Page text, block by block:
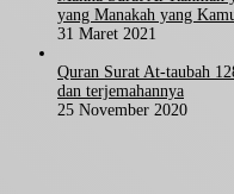
yang Manakah yang
31 Maret 2021
Quran Surat At-taubah
dan terjemahannya
25 November 2020